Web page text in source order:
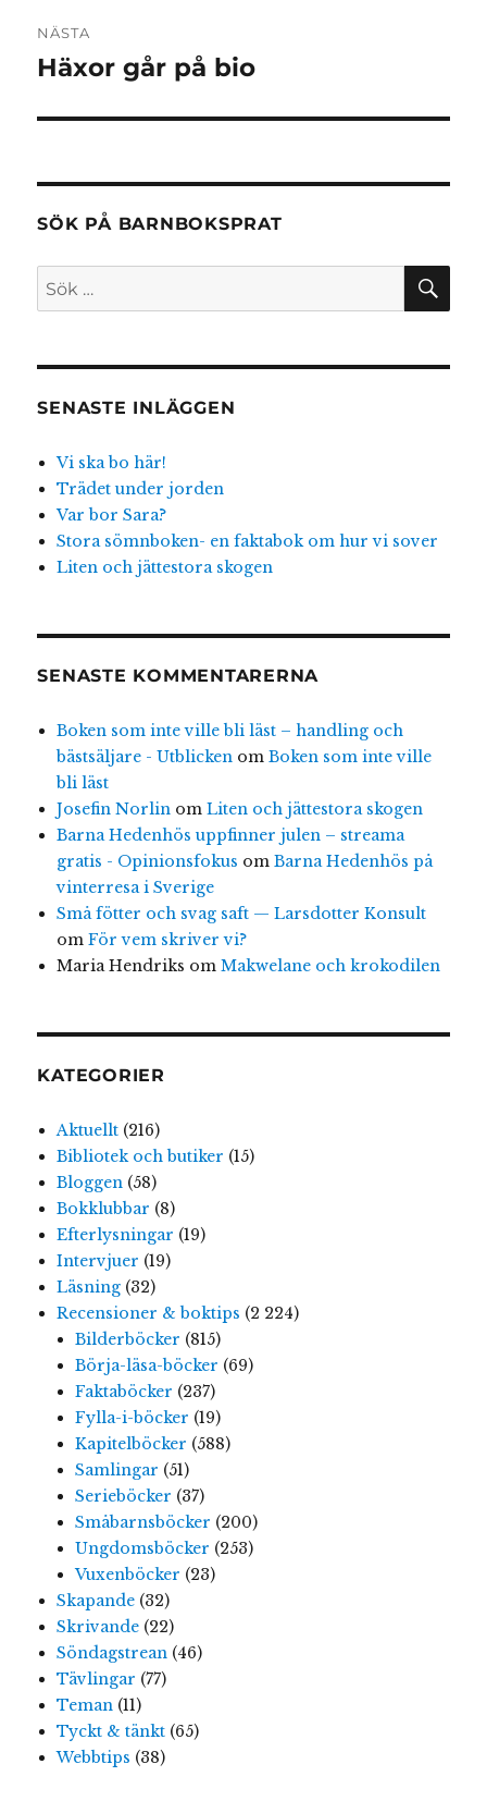
NÄSTA
Nästa
Häxor går på bio
SÖK PÅ BARNBOKSPRAT
Sök
SENASTE INLÄGGEN
Vi ska bo här!
Trädet under jorden
Var bor Sara?
Stora sömnboken- en faktabok om hur vi sover
Liten och jättestora skogen
SENASTE KOMMENTARERNA
Boken som inte ville bli läst – handling och
bästsäljare - Utblickenom Boken som inte ville
bli läst
Josefin Norlinom Liten och jättestora skogen
Barna Hedenhös uppfinner julen – streama
gratis - Opinionsfokus om Barna Hedenhös på
vinterresa i Sverige
Små fötter och svag saft — Larsdotter Konsult
om För vem skriver vi?
Maria Hendriks om Makwelane och krokodilen
KATEGORIER
Aktuellt(216)
Bibliotek och butiker (15)
Bloggen(58)
Bokklubbar (8)
Efterlysningar (19)
Intervjuer (19)
Läsning(32)
Recensioner & boktips (2 224)
Bilderböcker (815)
Börja-läsa-böcker (69)
Faktaböcker (237)
Fylla-i-böcker (19)
Kapitelböcker (588)
Samlingar (51)
Serieböcker (37)
Småbarnsböcker (200)
Ungdomsböcker (253)
Vuxenböcker (23)
Skapande(32)
Skrivande(22)
Söndagstrean(46)
Tävlingar (77)
Teman(11)
Tyckt & tänkt(65)
Webbtips (38)